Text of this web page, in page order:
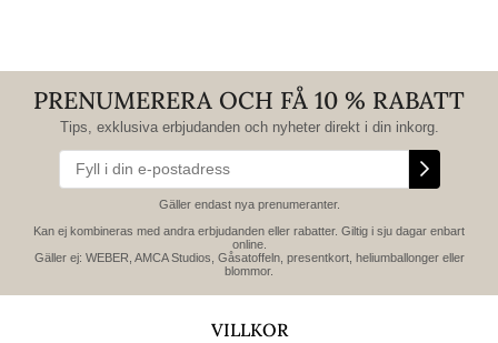
PRENUMERERA OCH FÅ 10 % RABATT
Tips, exklusiva erbjudanden och nyheter direkt i din inkorg.
Gäller endast nya prenumeranter.
Kan ej kombineras med andra erbjudanden eller rabatter. Giltig i sju dagar enbart
online.
Gäller ej: WEBER, AMCA Studios, Gåsatoffeln, presentkort, heliumballonger eller
blommor.
VILLKOR